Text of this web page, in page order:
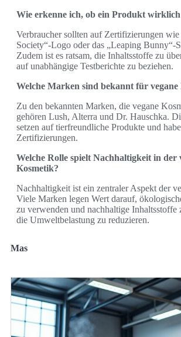
Wie erkenne ich, ob ein Produkt wirklich
Verbraucher sollten auf Zertifizierungen wie
Society“-Logo oder das „Leaping Bunny“-
Zudem ist es ratsam, die Inhaltsstoffe zu
auf unabhängige Testberichte zu beziehen.
Welche Marken sind bekannt für vegane
Zu den bekannten Marken, die vegane
gehören Lush, Alterra und Dr. Hauschka.
setzen auf tierfreundliche Produkte und
Zertifizierungen.
Welche Rolle spielt Nachhaltigkeit in der
Kosmetik?
Nachhaltigkeit ist ein zentraler Aspekt der
Viele Marken legen Wert darauf,
zu verwenden und nachhaltige Inhaltsstoffe
die Umweltbelastung zu reduzieren.
Mas